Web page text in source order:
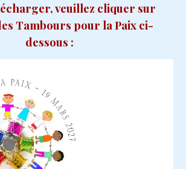
veuillez cliquer sur
Tambours pour la Paix ci-
dessous :